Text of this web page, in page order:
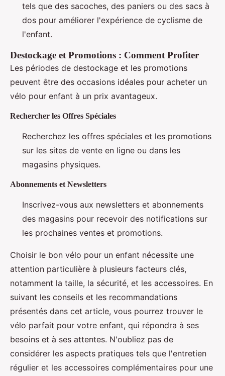
tels que des sacoches, des paniers ou des sacs à
dos pour améliorer l'expérience de cyclisme de
l'enfant.
Destockage et Promotions : Comment Profiter
Les périodes de destockage et les promotions
peuvent être des occasions idéales pour acheter un
vélo pour enfant à un prix avantageux.
Rechercher les Offres Spéciales
Recherchez les offres spéciales et les promotions
sur les sites de vente en ligne ou dans les
magasins physiques.
Abonnements et Newsletters
Inscrivez-vous aux newsletters et abonnements
des magasins pour recevoir des notifications sur
les prochaines ventes et promotions.
Choisir le bon vélo pour un enfant nécessite une
attention particulière à plusieurs facteurs clés,
notamment la taille, la sécurité, et les accessoires. En
suivant les conseils et les recommandations
présentés dans cet article, vous pourrez trouver le
vélo parfait pour votre enfant, qui répondra à ses
besoins et à ses attentes. N'oubliez pas de
considérer les aspects pratiques tels que l'entretien
régulier et les accessoires complémentaires pour une